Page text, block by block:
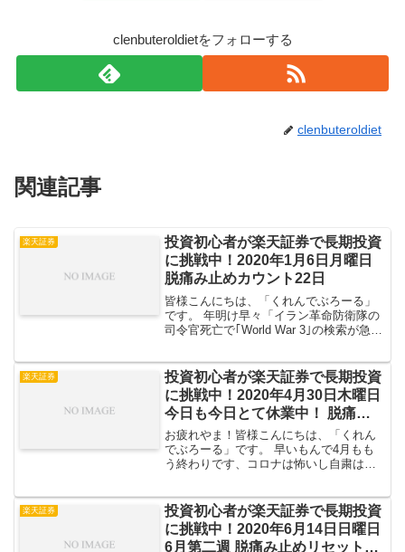
clenbuteroldietをフォローする
clenbuteroldiet
関連記事
楽天証券
投資初心者が楽天証券で長期投資
に挑戦中！2020年1月6日月曜日
脱痛み止めカウント22日
皆様こんにちは、「くれんでぶろーる」
です。 年明け早々「イラン革命防衛隊の
司令官死亡で｢World War 3｣の検索が急上
て日経平均株価やダウなどダダ下がり。
それで...
楽天証券
投資初心者が楽天証券で長期投資
に挑戦中！2020年4月30日木曜日
今日も今日とて休業中！ 脱痛み
止めカウント135日
お疲れやま！皆様こんにちは、「くれん
でぶろーる」です。 早いもんで4月もも
う終わりです、コロナは怖いし自粛は辛
ブログもサボりがちで（元々少ないアク
セスが激減しております...
楽天証券
投資初心者が楽天証券で長期投資
に挑戦中！2020年6月14日日曜日
6月第二週 脱痛み止めリセット37